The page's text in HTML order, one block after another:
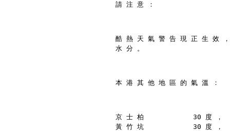
請 注 意 ：
酷 熱 天 氣 警 告 現 正 生 效
水 分 。
本 港 其 他 地 區 的 氣 溫 ：
京 士 柏            30 度 ，
黃 竹 坑            30 度 ，